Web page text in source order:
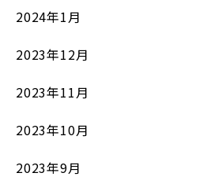
2024年1月
2023年12月
2023年11月
2023年10月
2023年9月